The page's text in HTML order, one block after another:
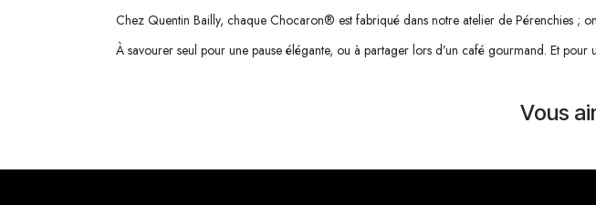
Chez Quentin Bailly, chaque Chocaron® est fabriqué dans notre atelier de Pérenchies ;
À savourer seul pour une pause élégante, ou à partager lors d’un café gourmand. Et
Vous